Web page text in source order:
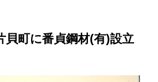
町に番貞鋼材(有)設立